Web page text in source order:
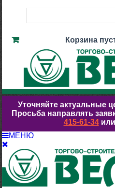
Корзина
Уточняйте актуальные
Просьба направлять
415-61-34или
МЕНЮ